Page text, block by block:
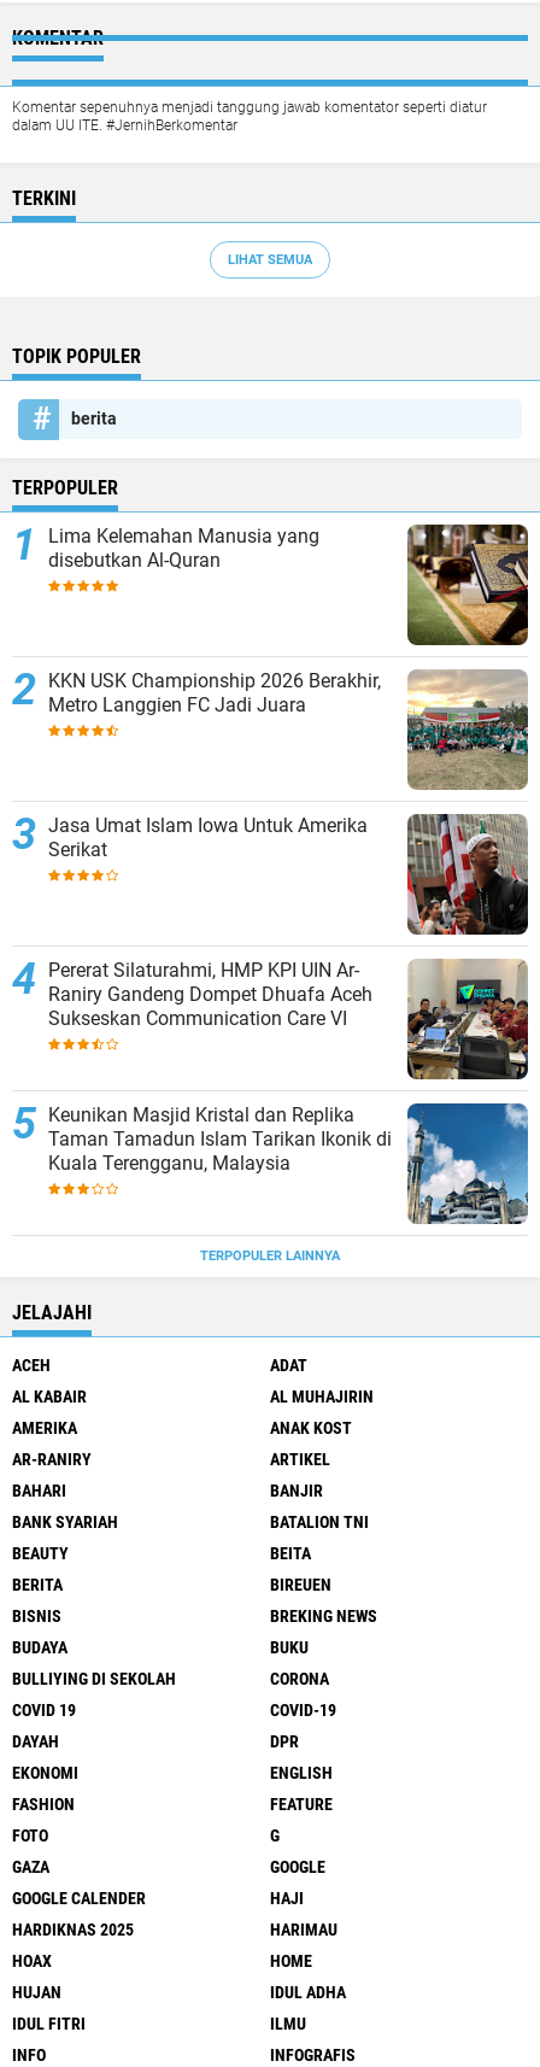
KOMENTAR
Komentar sepenuhnya menjadi tanggung jawab komentator seperti diatur
dalam UU ITE. #JernihBerkomentar
TERKINI
LIHAT SEMUA
TOPIK POPULER
berita
TERPOPULER
Lima Kelemahan Manusia yang
disebutkan Al-Quran
KKN USK Championship 2026 Berakhir,
Metro Langgien FC Jadi Juara
Jasa Umat Islam Iowa Untuk Amerika
Serikat
Pererat Silaturahmi, HMP KPI UIN Ar-
Raniry Gandeng Dompet Dhuafa Aceh
Sukseskan Communication Care VI
Keunikan Masjid Kristal dan Replika
Taman Tamadun Islam Tarikan Ikonik di
Kuala Terengganu, Malaysia
TERPOPULER LAINNYA
JELAJAHI
ACEH
ADAT
AL KABAIR
AL MUHAJIRIN
AMERIKA
ANAK KOST
AR-RANIRY
ARTIKEL
BAHARI
BANJIR
BANK SYARIAH
BATALION TNI
BEAUTY
BEITA
BERITA
BIREUEN
BISNIS
BREKING NEWS
BUDAYA
BUKU
BULLIYING DI SEKOLAH
CORONA
COVID 19
COVID-19
DAYAH
DPR
EKONOMI
ENGLISH
FASHION
FEATURE
FOTO
G
GAZA
GOOGLE
GOOGLE CALENDER
HAJI
HARDIKNAS 2025
HARIMAU
HOAX
HOME
HUJAN
IDUL ADHA
IDUL FITRI
ILMU
INFO
INFOGRAFIS